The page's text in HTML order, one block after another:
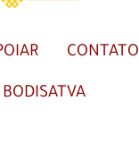
CONTATO